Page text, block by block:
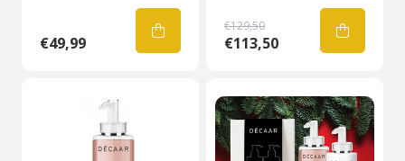
€49,99
€129,50
€113,50